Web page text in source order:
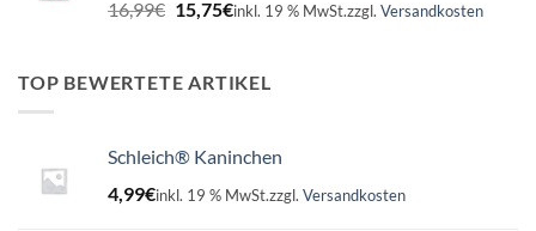
16,99€
Preis
16,99€
15,75€
15,75€.
inkl. 19 % MwSt.zzgl. Versandkosten
TOP BEWERTETE ARTIKEL
Schleich® Kaninchen
4,99€inkl. 19 % MwSt.zzgl. Versandkosten